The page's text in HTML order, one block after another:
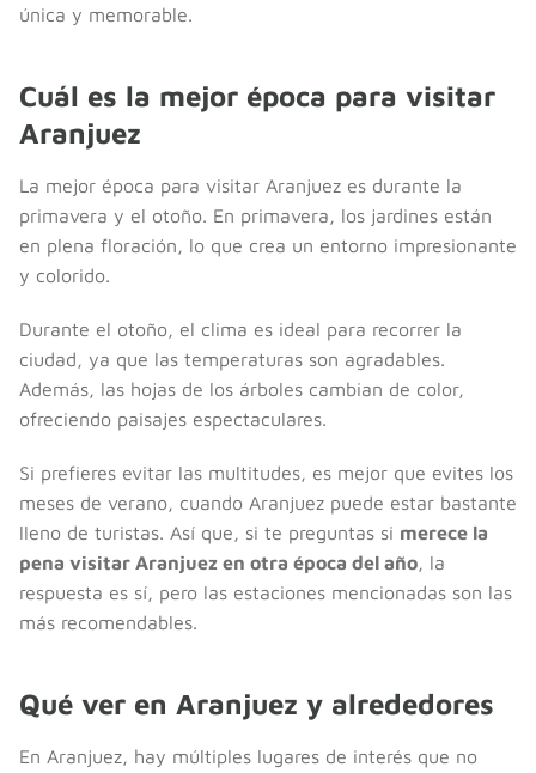
única y memorable.
Cuál es la mejor época para visitar
Aranjuez
La mejor época para visitar Aranjuez es durante la
primavera y el otoño. En primavera, los jardines están
en plena floración, lo que crea un entorno impresionante
y colorido.
Durante el otoño, el clima es ideal para recorrer la
ciudad, ya que las temperaturas son agradables.
Además, las hojas de los árboles cambian de color,
ofreciendo paisajes espectaculares.
Si prefieres evitar las multitudes, es mejor que evites los
meses de verano, cuando Aranjuez puede estar bastante
lleno de turistas. Así que, si te preguntas si merece la
pena visitar Aranjuez en otra época del año, la
respuesta es sí, pero las estaciones mencionadas son las
más recomendables.
Qué ver en Aranjuez y alrededores
En Aranjuez, hay múltiples lugares de interés que no